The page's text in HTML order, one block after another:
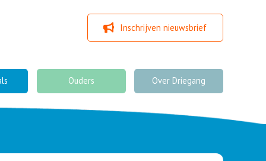
Inschrijven nieuwsbrief
Ouders Over Driegang